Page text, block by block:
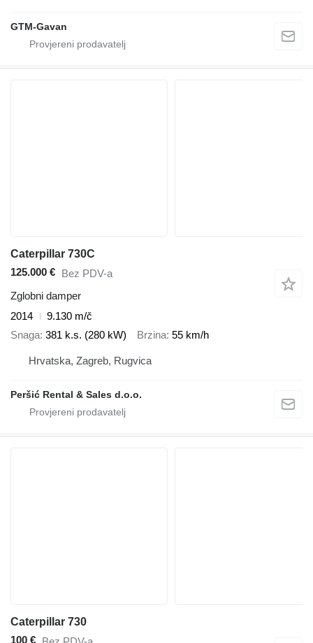
GTM-Gavan
Caterpillar 730C
125.000 € Bez PDV-a
Zglobni damper
2014
9.130 m/č
Snaga 381 k.s. (280 kW) Brzina 55 km/h
Hrvatska, Zagreb, Rugvica
Peršić Rental & Sales d.o.o.
Caterpillar 730
100 €